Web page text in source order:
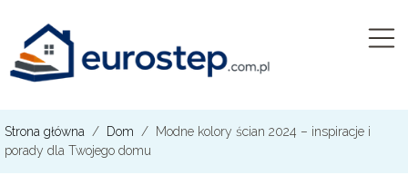
Strona główna / Dom / Modne kolory ścian 2024 – inspiracje i
porady dla Twojego domu